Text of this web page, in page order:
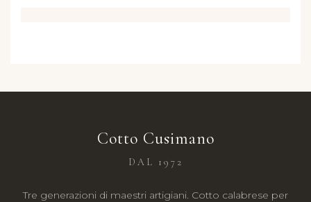
Cotto Cusimano
DAL 1972
Tre generazioni di maestri artigiani. Cotto calabrese per